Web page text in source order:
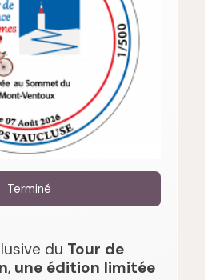
Terminé
du Tour de
, une édition limitée